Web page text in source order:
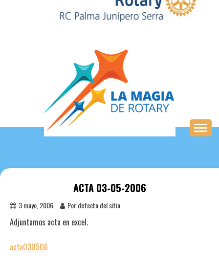
ACTA 03-05-2006
3 mayo, 2006 Por defecto del sitio
Adjuntamos acta en excel.
acta030506